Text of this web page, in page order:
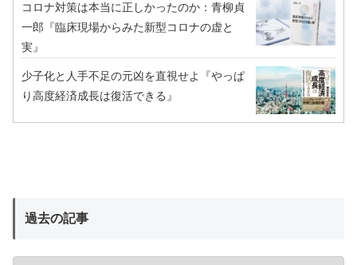
コロナ対策は本当に正しかったのか：青柳貞
一郎『臨床現場からみた新型コロナの虚と
実』
少子化と人手不足の元凶を直視せよ『やっぱ
り高度経済成長は復活できる』
過去の記事